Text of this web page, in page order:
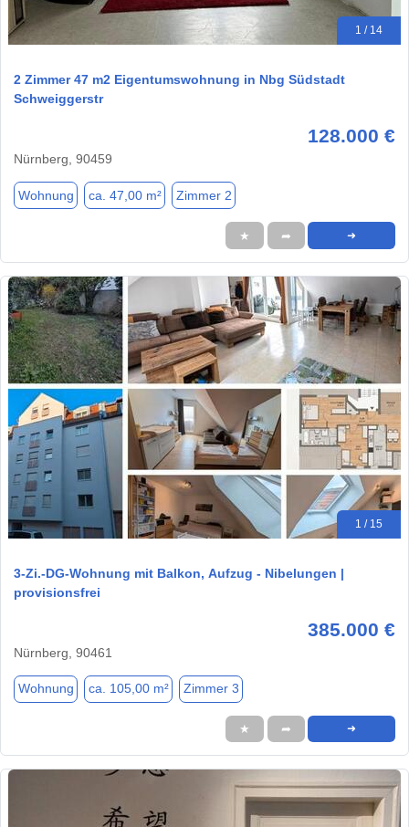
1 / 14
2 Zimmer 47 m2 Eigentumswohnung in Nbg Südstadt
Schweiggerstr
128.000 €
Nürnberg, 90459
Wohnung ca. 47,00 m² Zimmer 2
★ ➦ ➜
1 / 15
3-Zi.-DG-Wohnung mit Balkon, Aufzug - Nibelungen |
provisionsfrei
385.000 €
Nürnberg, 90461
Wohnung ca. 105,00 m² Zimmer 3
★ ➦ ➜